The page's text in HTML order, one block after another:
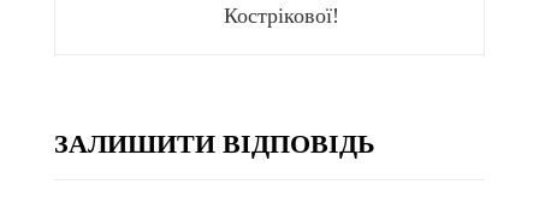
Кострікової!
ЗАЛИШИТИ ВІДПОВІДЬ